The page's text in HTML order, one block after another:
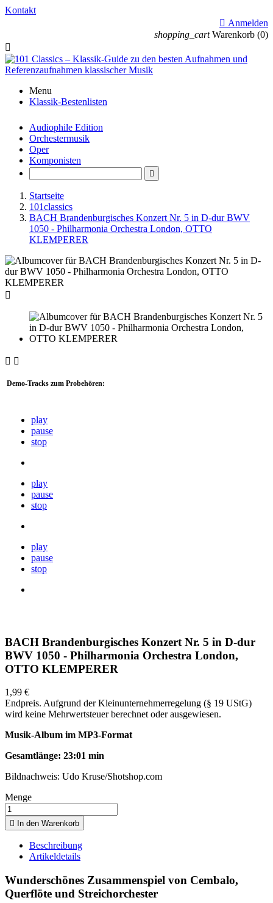
Kontakt
 Anmelden
shopping_cart Warenkorb (0)

Menu
Klassik-Bestenlisten
Audiophile Edition
Orchestermusik
Oper
Komponisten

Startseite
101classics
BACH Brandenburgisches Konzert Nr. 5 in D-dur BWV
1050 - Philharmonia Orchestra London, OTTO
KLEMPERER

 
Demo-Tracks zum Probehören:
play
pause
stop
play
pause
stop
play
pause
stop
BACH Brandenburgisches Konzert Nr. 5 in D-dur
BWV 1050 - Philharmonia Orchestra London,
OTTO KLEMPERER
1,99 €
Endpreis. Aufgrund der Kleinunternehmerregelung (§ 19 UStG)
wird keine Mehrwertsteuer berechnet oder ausgewiesen.
Musik-Album im MP3-Format
Gesamtlänge: 23:01 min
Bildnachweis: Udo Kruse/Shotshop.com
Menge
 In den Warenkorb
Beschreibung
Artikeldetails
Wunderschönes Zusammenspiel von Cembalo,
Querflöte und Streichorchester